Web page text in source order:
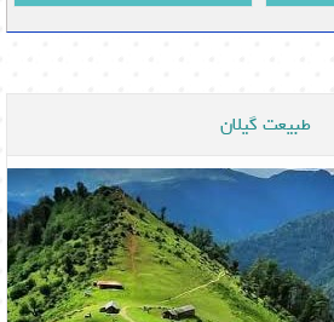
طبیعت گیلان